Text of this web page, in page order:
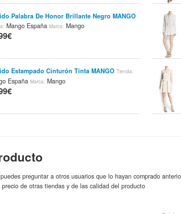
Palabra De Honor Brillante Negro MANGO
Mango EspañaMarca: Mango
Estampado Cinturón Tinta MANGO Tienda:
EspañaMarca: Mango
Gasa Cristales Antracita MANGO Tienda:
España
preguntar a otros usuarios que lo hayan comprado
de otras tiendas y de las calidad del producto